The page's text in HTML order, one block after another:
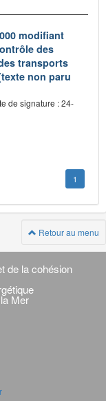
modifiant
des
transports
non paru
de signature : 24-
1
Retour au menu
de la cohésion
Mer